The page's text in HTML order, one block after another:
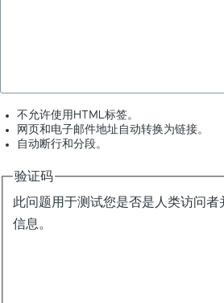
不允许使用HTML标签。
网页和电子邮件地址自动转换为链接。
自动断行和分段。
验证码
此问题用于测试您是否是人类访问者
信息。